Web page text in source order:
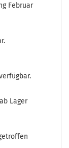
Februar
ab Lager